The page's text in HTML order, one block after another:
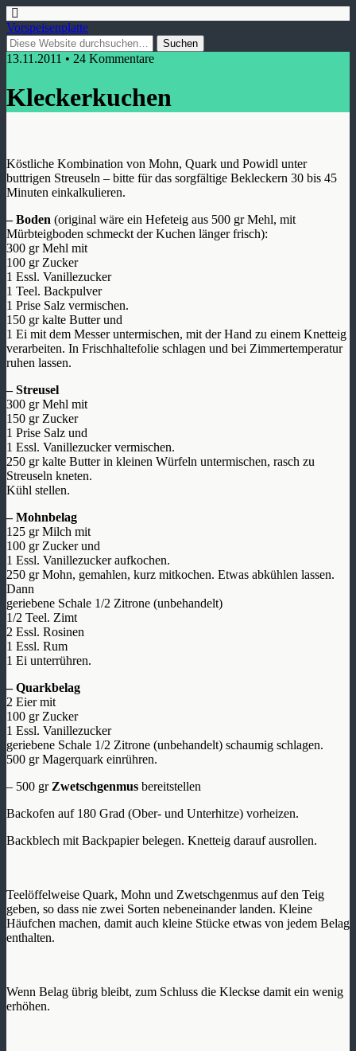
Vorspeisenplatte
13.11.2011 • 24 Kommentare
Kleckerkuchen
Köstliche Kombination von Mohn, Quark und Powidl unter
buttrigen Streuseln – bitte für das sorgfältige Bekleckern 30 bis 45
Minuten einkalkulieren.
– Boden (original wäre ein Hefeteig aus 500 gr Mehl, mit
Mürbteigboden schmeckt der Kuchen länger frisch):
300 gr Mehl mit
100 gr Zucker
1 Essl. Vanillezucker
1 Teel. Backpulver
1 Prise Salz vermischen.
150 gr kalte Butter und
1 Ei mit dem Messer untermischen, mit der Hand zu einem Knetteig
verarbeiten. In Frischhaltefolie schlagen und bei Zimmertemperatur
ruhen lassen.
– Streusel
300 gr Mehl mit
150 gr Zucker
1 Prise Salz und
1 Essl. Vanillezucker vermischen.
250 gr kalte Butter in kleinen Würfeln untermischen, rasch zu
Streuseln kneten.
Kühl stellen.
– Mohnbelag
125 gr Milch mit
100 gr Zucker und
1 Essl. Vanillezucker aufkochen.
250 gr Mohn, gemahlen, kurz mitkochen. Etwas abkühlen lassen.
Dann
geriebene Schale 1/2 Zitrone (unbehandelt)
1/2 Teel. Zimt
2 Essl. Rosinen
1 Essl. Rum
1 Ei unterrühren.
– Quarkbelag
2 Eier mit
100 gr Zucker
1 Essl. Vanillezucker
geriebene Schale 1/2 Zitrone (unbehandelt) schaumig schlagen.
500 gr Magerquark einrühren.
– 500 gr Zwetschgenmus bereitstellen
Backofen auf 180 Grad (Ober- und Unterhitze) vorheizen.
Backblech mit Backpapier belegen. Knetteig darauf ausrollen.
Teelöffelweise Quark, Mohn und Zwetschgenmus auf den Teig
geben, so dass nie zwei Sorten nebeneinander landen. Kleine
Häufchen machen, damit auch kleine Stücke etwas von jedem Belag
enthalten.
Wenn Belag übrig bleibt, zum Schluss die Kleckse damit ein wenig
erhöhen.